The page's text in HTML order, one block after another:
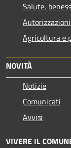
Salute,
Autorizzazioni
Agricoltura e
NOVITÀ
Notizie
Comunicati
Avvisi
VIVERE IL